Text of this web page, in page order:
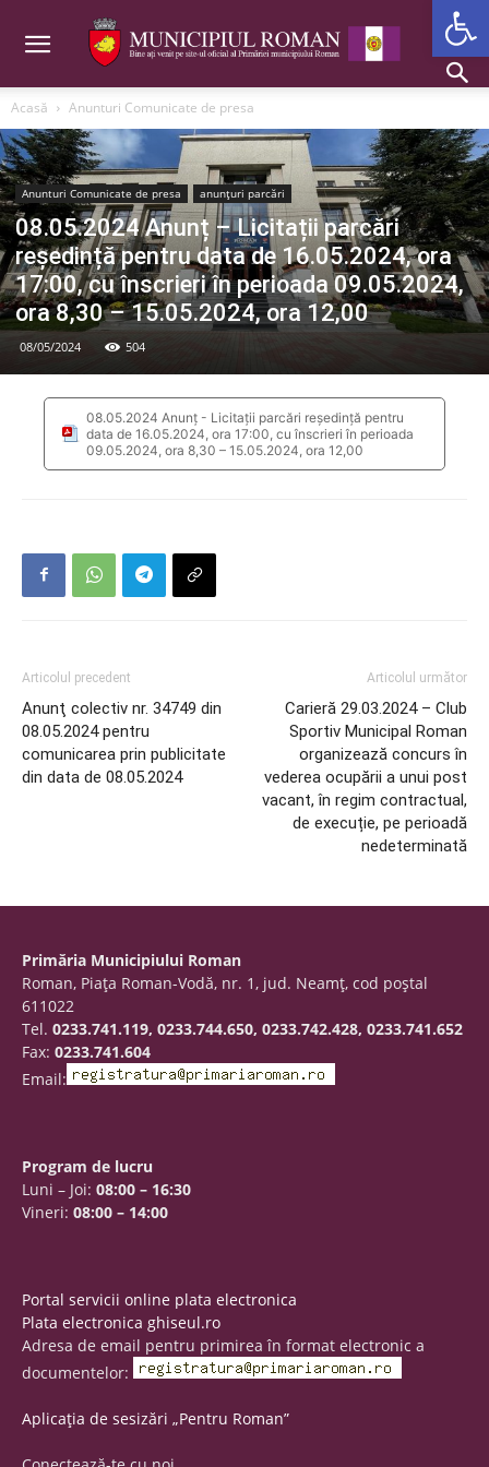
Acasă Anunturi Comunicate de presa
Anunturi Comunicate de presa anunțuri parcări
08.05.2024 Anunț – Licitații parcări
reședință pentru data de 16.05.2024, ora
17:00, cu înscrieri în perioada 09.05.2024,
ora 8,30 – 15.05.2024, ora 12,00
08/05/2024 504
08.05.2024 Anunț - Licitații parcări reședință pentru
data de 16.05.2024, ora 17:00, cu înscrieri în perioada
09.05.2024, ora 8,30 – 15.05.2024, ora 12,00
Articolul precedent
Anunţ colectiv nr. 34749 din
08.05.2024 pentru
comunicarea prin publicitate
din data de 08.05.2024
Articolul următor
Carieră 29.03.2024 – Club
Sportiv Municipal Roman
organizează concurs în
vederea ocupării a unui post
vacant, în regim contractual,
de execuție, pe perioadă
nedeterminată
Primăria Municipiului Roman
Roman, Piaţa Roman-Vodă, nr. 1, jud. Neamţ, cod poştal
611022
Tel. 0233.741.119, 0233.744.650, 0233.742.428, 0233.741.652
Fax: 0233.741.604
Email:
Program de lucru
Luni – Joi: 08:00 – 16:30
Vineri: 08:00 – 14:00
Portal servicii online plata electronica
Plata electronica ghiseul.ro
Adresa de email pentru primirea în format electronic a
documentelor:
Aplicația de sesizări „Pentru Roman”